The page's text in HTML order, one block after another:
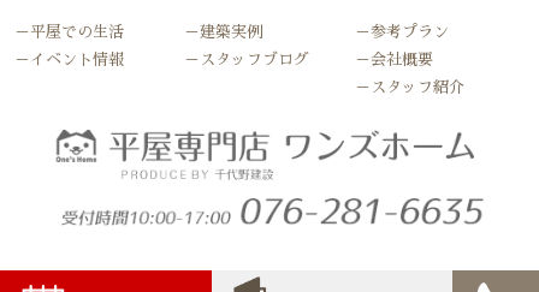
－平屋での生活
－イベント情報
－建築実例
－スタッフブログ
－参考プラン
－会社概要
－スタッフ紹介